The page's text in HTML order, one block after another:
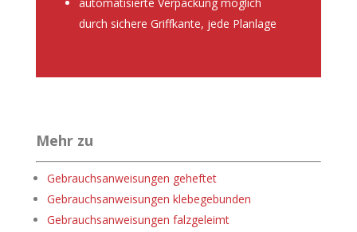
durch sichere Griffkante, jede Planlage
Mehr zu
Gebrauchsanweisungen geheftet
Gebrauchsanweisungen klebegebunden
Gebrauchsanweisungen falzgeleimt